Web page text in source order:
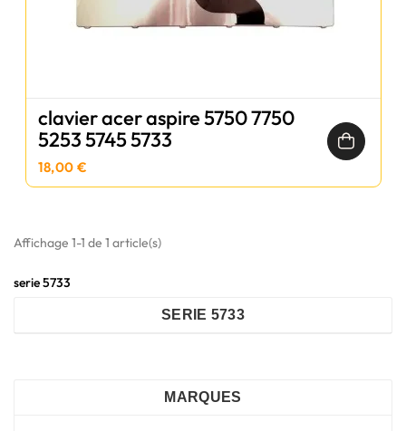
clavier acer aspire 5750 7750
5253 5745 5733
18,00 €
Affichage 1-1 de 1 article(s)
serie 5733
SERIE 5733
MARQUES